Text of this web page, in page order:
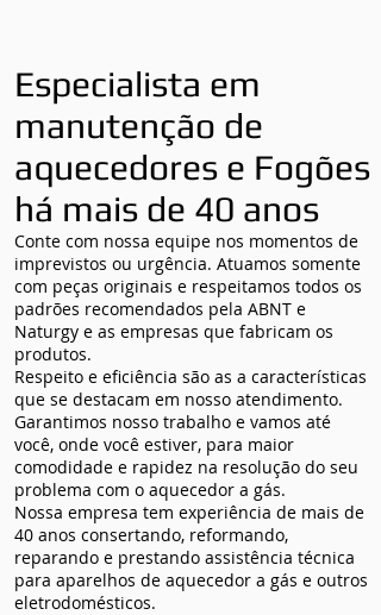
Especialista em
manutenção de
aquecedores e Fogões
há mais de 40 anos
Conte com nossa equipe nos momentos de
imprevistos ou urgência. Atuamos somente
com peças originais e respeitamos todos os
padrões recomendados pela ABNT e
Naturgy e as empresas que fabricam os
produtos.
Respeito e eficiência são as a características
que se destacam em nosso atendimento.
Garantimos nosso trabalho e vamos até
você, onde você estiver, para maior
comodidade e rapidez na resolução do seu
problema com o aquecedor a gás.
Nossa empresa tem experiência de mais de
40 anos consertando, reformando,
reparando e prestando assistência técnica
para aparelhos de aquecedor a gás e outros
eletrodomésticos.